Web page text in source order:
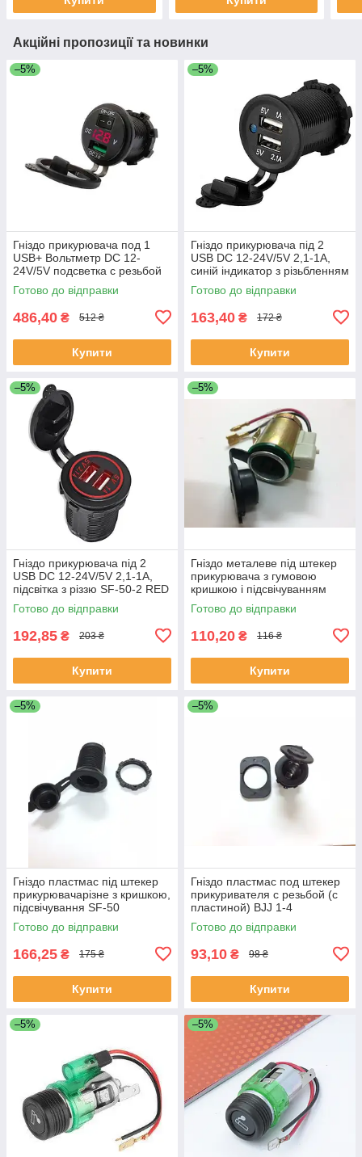
Акційні пропозиції та новинки
–5%
Гніздо прикурювача под 1
USB+ Вольтметр DC 12-
24V/5V подсветка с резьбой
P-10 Red QC 3.0
(выключатель)
Готово до відправки
486,40 ₴ 512 ₴
Купити
–5%
Гніздо прикурювача під 2
USB DC 12-24V/5V 2,1-1A,
синій індикатор з різьбленням
Готово до відправки
163,40 ₴ 172 ₴
Купити
–5%
Гніздо прикурювача під 2
USB DC 12-24V/5V 2,1-1A,
підсвітка з різзю SF-50-2 RED
Готово до відправки
192,85 ₴ 203 ₴
Купити
–5%
Гніздо металеве під штекер
прикурювача з гумовою
кришкою і підсвічуванням
AG-1018-1 Синя
Готово до відправки
110,20 ₴ 116 ₴
Купити
–5%
Гніздо пластмас під штекер
прикурювачарізне з кришкою,
підсвічування SF-50
Оранжевий
Готово до відправки
166,25 ₴ 175 ₴
Купити
–5%
Гніздо пластмас под штекер
прикуривателя с резьбой (с
пластиной) BJJ 1-4
Готово до відправки
93,10 ₴ 98 ₴
Купити
–5% –5%